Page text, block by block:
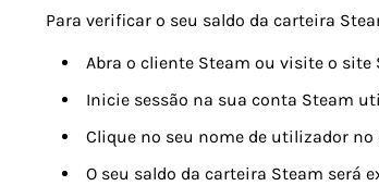
Para verificar o seu saldo da carteira
Abra o cliente Steam ou visite o site
Inicie sessão na sua conta Steam
Clique no seu nome de utilizador no
O seu saldo da carteira Steam será